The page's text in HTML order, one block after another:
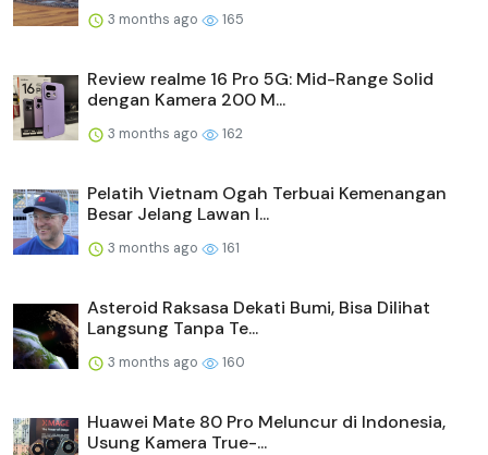
3 months ago 165
Review realme 16 Pro 5G: Mid-Range Solid
dengan Kamera 200 M...
3 months ago 162
Pelatih Vietnam Ogah Terbuai Kemenangan
Besar Jelang Lawan I...
3 months ago 161
Asteroid Raksasa Dekati Bumi, Bisa Dilihat
Langsung Tanpa Te...
3 months ago 160
Huawei Mate 80 Pro Meluncur di Indonesia,
Usung Kamera True-...